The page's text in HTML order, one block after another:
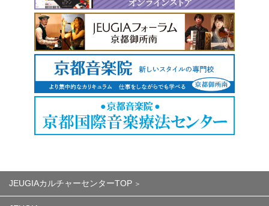
JEUGIAカルチャーセンターTOP